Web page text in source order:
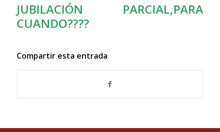
JUBILACIÓN PARCIAL,PARA
CUANDO????
Compartir esta entrada